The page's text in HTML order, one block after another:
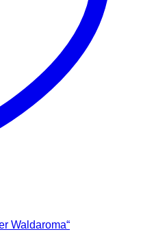
Waldaroma“